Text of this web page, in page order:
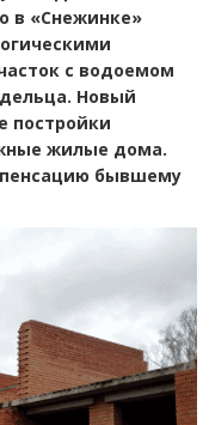
в «Снежинке»
с водоемом
Новый
постройки
жилые дома.
бывшему